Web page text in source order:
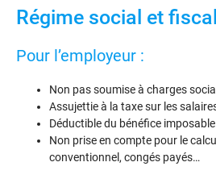
Régime social et fiscal
Pour l’employeur :
Non pas soumise à charges
Assujettie à la taxe sur les
Déductible du bénéfice
Non prise en compte pour le
conventionnel, congés payés…